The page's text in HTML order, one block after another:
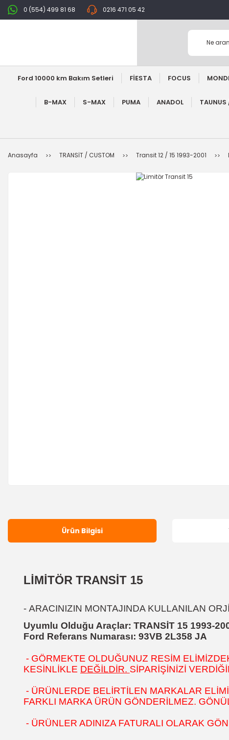
0 (554) 499 81 68 0216 471 05 42
Ford 10000 km Bakım Setleri FİESTA FOCUS
B-MAX S-MAX PUMA ANADOL TAUNUS
Anasayfa TRANSİT / CUSTOM Transit 12 / 15 1993-2001
Ürün Bilgisi
LİMİTÖR TRANSİT 15
- ARACINIZIN MONTAJINDA KULLANILAN
Uyumlu Olduğu Araçlar: TRANSİT 15 1993-
Ford Referans Numarası: 93VB 2L358 JA
- GÖRMEKTE OLDUĞUNUZ RESİM
KESİNLİKLE DEĞİLDİR. SİPARİŞİNİZİ
- ÜRÜNLERDE BELİRTİLEN MARKALAR
FARKLI MARKA ÜRÜN GÖNDERİLMEZ.
- ÜRÜNLER ADINIZA FATURALI OLARAK